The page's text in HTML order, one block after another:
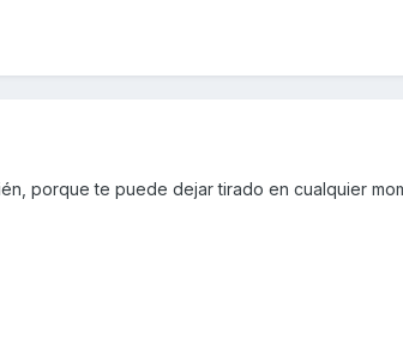
porque te puede dejar tirado en cualquier